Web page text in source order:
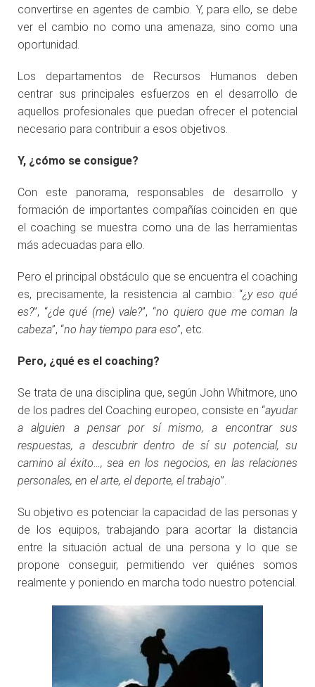
convertirse en agentes de cambio. Y, para ello, se debe
ver el cambio no como una amenaza, sino como una
oportunidad.
Los departamentos de Recursos Humanos deben
centrar sus principales esfuerzos en el desarrollo de
aquellos profesionales que puedan ofrecer el potencial
necesario para contribuir a esos objetivos.
Y, ¿cómo se consigue?
Con este panorama, responsables de desarrollo y
formación de importantes compañías coinciden en que
el coaching se muestra como una de las herramientas
más adecuadas para ello.
Pero el principal obstáculo que se encuentra el coaching
es, precisamente, la resistencia al cambio: “¿y eso qué
es?”, “¿de qué (me) vale?”, “no quiero que me coman la
cabeza”, “no hay tiempo para eso”, etc.
Pero, ¿qué es el coaching?
Se trata de una disciplina que, según John Whitmore, uno
de los padres del Coaching europeo, consiste en “ayudar
a alguien a pensar por sí mismo, a encontrar sus
respuestas, a descubrir dentro de sí su potencial, su
camino al éxito…, sea en los negocios, en las relaciones
personales, en el arte, el deporte, el trabajo”.
Su objetivo es potenciar la capacidad de las personas y
de los equipos, trabajando para acortar la distancia
entre la situación actual de una persona y lo que se
propone conseguir, permitiendo ver quiénes somos
realmente y poniendo en marcha todo nuestro potencial.